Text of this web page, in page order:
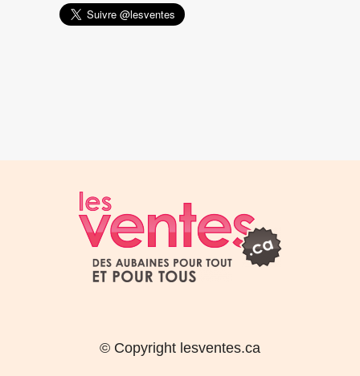
© Copyright lesventes.ca